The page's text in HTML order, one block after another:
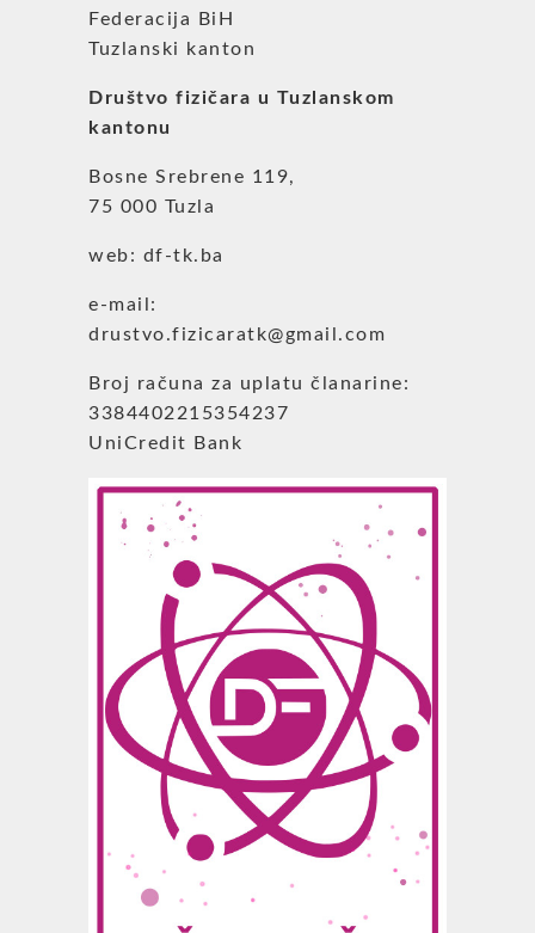
Federacija BiH
Tuzlanski kanton
Društvo fizičara u Tuzlanskom
kantonu
Bosne Srebrene 119,
75 000 Tuzla
web: df-tk.ba
e-mail:
drustvo.fizicaratk@gmail.com
Broj računa za uplatu članarine:
3384402215354237
UniCredit Bank